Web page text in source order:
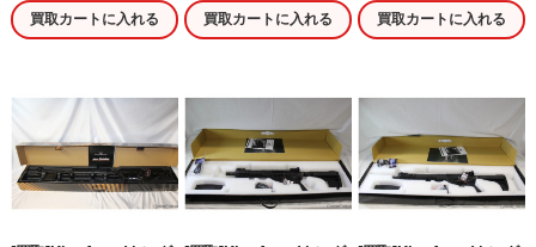
買取カートに入れる 買取カートに入れる
専用)買取カートに入れる